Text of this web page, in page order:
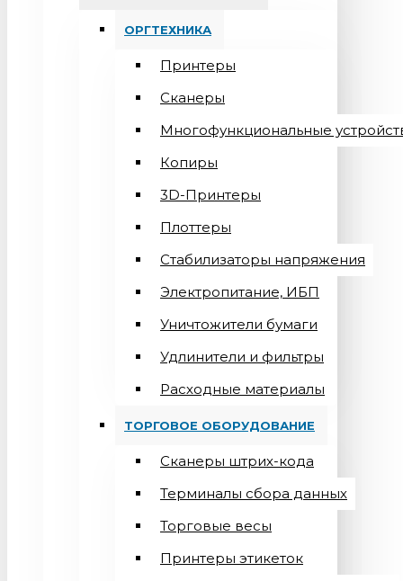
ОРГТЕХНИКА
Принтеры
Сканеры
Многофункциональные
Копиры
3D-Принтеры
Плоттеры
Стабилизаторы напряжения
Электропитание, ИБП
Уничтожители бумаги
Удлинители и фильтры
Расходные материалы
ТОРГОВОЕ ОБОРУДОВАНИЕ
Сканеры штрих-кода
Терминалы сбора данных
Торговые весы
Принтеры этикеток